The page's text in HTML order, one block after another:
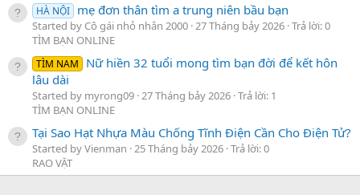
HÀ NỘI mẹ đơn thân tìm a trung niên bầu bạn
Started by Cô gái nhỏ nhắn 2000 27 Tháng bảy 2026 Trả lời: 0
TÌM BẠN ONLINE
TÌM NAM
Nữ hiền 32 tuổi mong tìm bạn đời để kết hôn
lâu dài
Started by myrong09 27 Tháng bảy 2026 Trả lời: 1
TÌM BẠN ONLINE
Tại Sao Hạt Nhựa Màu Chống Tĩnh Điện Cần Cho Điện Tử?
Started by Vienman 25 Tháng bảy 2026 Trả lời: 0
RAO VẶT